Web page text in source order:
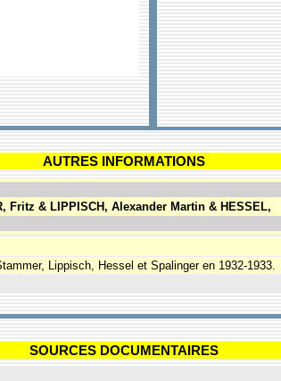
AUTRES INFORMATIONS
Fritz & LIPPISCH, Alexander Martin & HESSEL,
Lippisch, Hessel et Spalinger en 1932-1933.
SOURCES DOCUMENTAIRES